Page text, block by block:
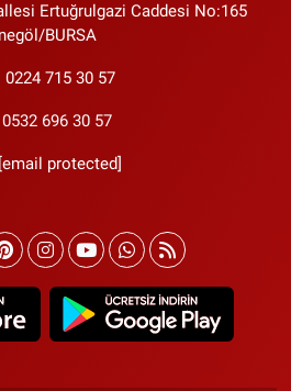
Ertuğrulgazi Caddesi No:165
BURSA
0224 715 30 57
0532 696 30 57
[email protected]